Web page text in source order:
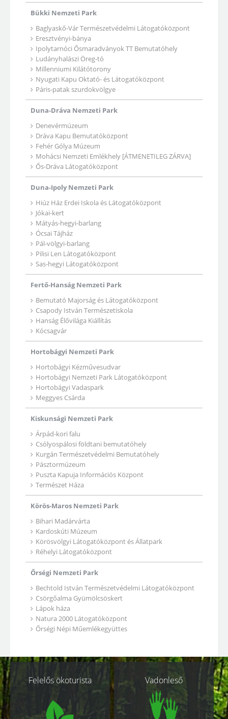
Bükki Nemzeti Park
Baglyaskő-Vár Természetvédelmi Látogatóközpont
Eresztvényi-bánya
Ipolytarnóci Ősmaradványok TT Bemutatóhely
Ludányhalászi Öreg-tó
Millenniumi Kilátótorony
Nyugati Kapu Oktató- és Látogatóközpont
Páris-patak szurdokvölgye
Duna-Dráva Nemzeti Park
Denevérmúzeum
Dráva Kapu Bemutatóközpont
Fehér Gólya Múzeum
Mohácsi Nemzeti Emlékhely [ÁTMENETILEG ZÁRVA]
Ős-Dráva Látogatóközpont
Duna-Ipoly Nemzeti Park
Hiúz Ház Erdei Iskola és Látogatóközpont
Jókai-kert
Mátyás-hegyi-barlang
Ócsai Tájház
Pál-völgyi-barlang
Pilisi Len Látogatóközpont
Sas-hegyi Látogatóközpont
Fertő-Hanság Nemzeti Park
Bemutató Majorság és Látogatóközpont
Csapody István Természetiskola
Hanság Élővilága Kiállítás
Kócsagvár
Hortobágyi Nemzeti Park
Hortobágyi Kézművesudvar
Hortobágyi Nemzeti Park Látogatóközpont
Hortobágyi Vadaspark
Meggyes Csárda
Kiskunsági Nemzeti Park
Árpád-kori falu
Csólyospálosi földtani bemutatóhely
Kurgán Természetvédelmi Bemutatóhely
Pásztormúzeum
Puszta Kapuja Információs Központ
Természet Háza
Körös-Maros Nemzeti Park
Bihari Madárvárta
Kardoskúti Múzeum
Körösvölgyi Látogatóközpont és Állatpark
Réhelyi Látogatóközpont
Őrségi Nemzeti Park
Bechtold István Természetvédelmi Látogatóközpont
Csörgőalma Gyümölcsöskert
Lápok háza
Natura 2000 Látogatóközpont
Őrségi Népi Műemlékegyüttes
Kapcsolódó
oldalakFelelős ökoturista Vadonleső